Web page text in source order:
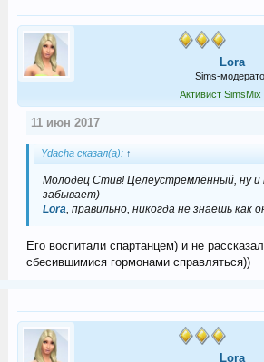
Lora
Sims-
Активист SimsMix
11 июн 2017
Ydacha сказал(а): ↑
Молодец Стив! Целеустремлённый, ну и
забывает)
Lora, правильно, никогда не знаешь как
Его воспитали спартанцем) и не
сбесившимися гормонами справляться))
Lora